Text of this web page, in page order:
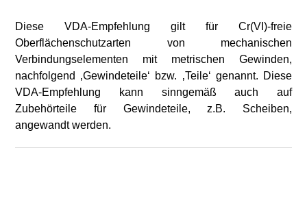
Diese VDA-Empfehlung gilt für Cr(VI)-freie
Oberflächenschutzarten von mechanischen
Verbindungselementen mit metrischen Gewinden,
nachfolgend ‚Gewindeteile‘ bzw. ‚Teile‘ genannt. Diese
VDA-Empfehlung kann sinngemäß auch auf
Zubehörteile für Gewindeteile, z.B. Scheiben,
angewandt werden.